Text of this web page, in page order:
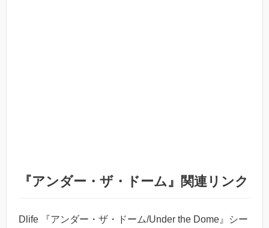
『アンダー・ザ・ドーム』関連リンク
Dlife 『アンダー・ザ・ドーム/Under the Dome』シー